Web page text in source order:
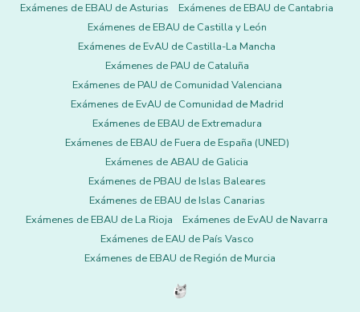
Exámenes de EBAU de Asturias
Exámenes de EBAU de Cantabria
Exámenes de EBAU de Castilla y León
Exámenes de EvAU de Castilla-La Mancha
Exámenes de PAU de Cataluña
Exámenes de PAU de Comunidad Valenciana
Exámenes de EvAU de Comunidad de Madrid
Exámenes de EBAU de Extremadura
Exámenes de EBAU de Fuera de España (UNED)
Exámenes de ABAU de Galicia
Exámenes de PBAU de Islas Baleares
Exámenes de EBAU de Islas Canarias
Exámenes de EBAU de La Rioja
Exámenes de EvAU de Navarra
Exámenes de EAU de País Vasco
Exámenes de EBAU de Región de Murcia